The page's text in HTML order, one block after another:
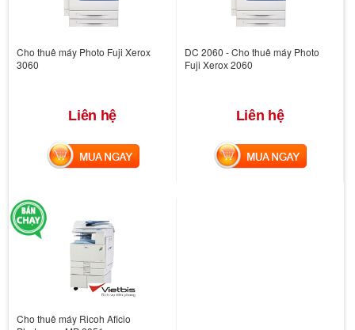
Cho thuê máy Photo Fuji Xerox
3060
Liên hệ
MUA NGAY
DC 2060 - Cho thuê máy Photo
Fuji Xerox 2060
Liên hệ
MUA NGAY
Cho thuê máy Ricoh Aficio